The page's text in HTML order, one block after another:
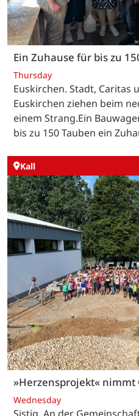
Ein Zuhause für bis zu
Thursday
Euskirchen. Stadt, Caritas
Euskirchen ziehen beim
einem Strang.Ein
bis zu 150 Tauben ein
Kall
»Herzensprojekt« nimmt
Wednesday